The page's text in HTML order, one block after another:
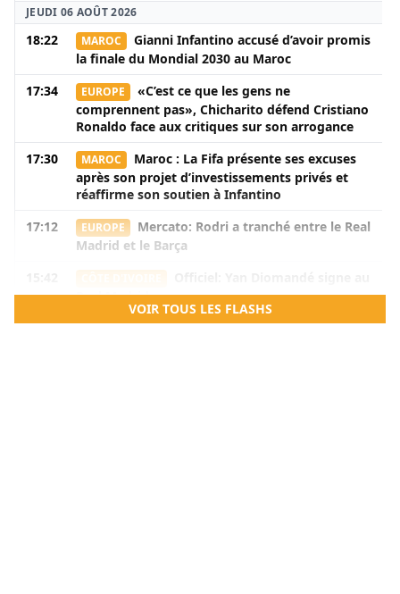
JEUDI 06 AOÛT 2026
18:22 MAROC
Gianni Infantino accusé d’avoir promis
la finale du Mondial 2030 au Maroc
17:34
EUROPE
«C’est ce que les gens ne
comprennent pas», Chicharito défend Cristiano
Ronaldo face aux critiques sur son arrogance
17:30
MAROC
Maroc : La Fifa présente ses excuses
après son projet d’investissements privés et
réaffirme son soutien à Infantino
17:12
EUROPE
Mercato: Rodri a tranché entre le Real
Madrid et le Barça
Real Madrid
11:54
«Gianni Infantino se prend pour
VOIR TOUS LES FLASHS